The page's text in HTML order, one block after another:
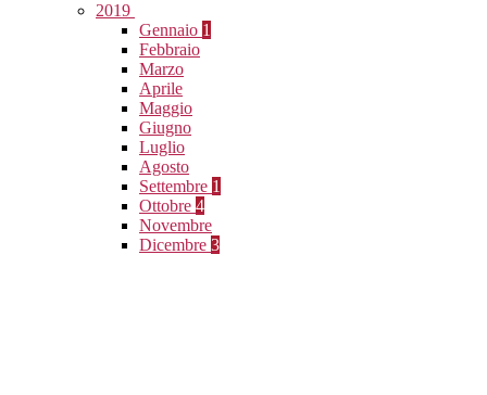
2019
Gennaio 1
Febbraio
Marzo
Aprile
Maggio
Giugno
Luglio
Agosto
Settembre 1
Ottobre 4
Novembre
Dicembre 3